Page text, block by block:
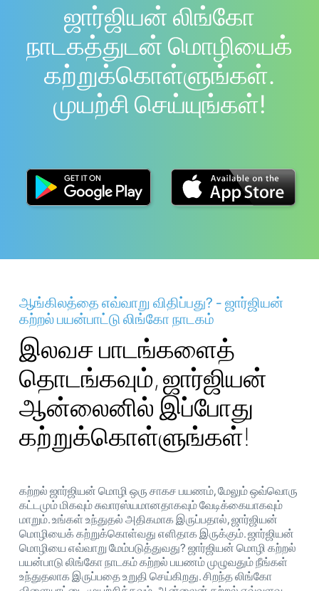
ஜார்ஜியன் லிங்கோ
நாடகத்துடன் மொழியைக்
கற்றுக்கொள்ளுங்கள்.
முயற்சி செய்யுங்கள்!
ஆங்கிலத்தை எவ்வாறு விதிப்பது? - ஜார்ஜியன்
கற்றல் பயன்பாட்டு லிங்கோ நாடகம்
இலவச பாடங்களைத்
தொடங்கவும், ஜார்ஜியன்
ஆன்லைனில் இப்போது
கற்றுக்கொள்ளுங்கள்!
கற்றல் ஜார்ஜியன் மொழி ஒரு சாகச பயணம், மேலும் ஒவ்வொரு
கட்டமும் மிகவும் சுவாரஸ்யமானதாகவும் வேடிக்கையாகவும்
மாறும். உங்கள் உந்துதல் அதிகமாக இருப்பதால், ஜார்ஜியன்
மொழியைக் கற்றுக்கொள்வது எளிதாக இருக்கும். ஜார்ஜியன்
மொழியை எவ்வாறு மேம்படுத்துவது? ஜார்ஜியன் மொழி கற்றல்
பயன்பாடு லிங்கோ நாடகம் கற்றல் பயணம் முழுவதும் நீங்கள்
உந்துதலாக இருப்பதை உறுதி செய்கிறது. சிறந்த லிங்கோ